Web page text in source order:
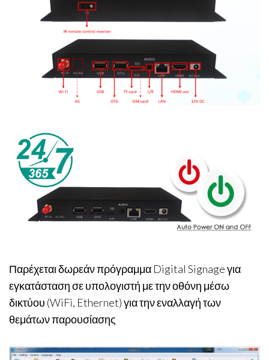
Παρέχεται δωρεάν πρόγραμμα Digital Signage για
εγκατάσταση σε υπολογιστή με την οθόνη μέσω
δικτύου (WiFi, Ethernet) για την εναλλαγή των
θεμάτων παρουσίασης